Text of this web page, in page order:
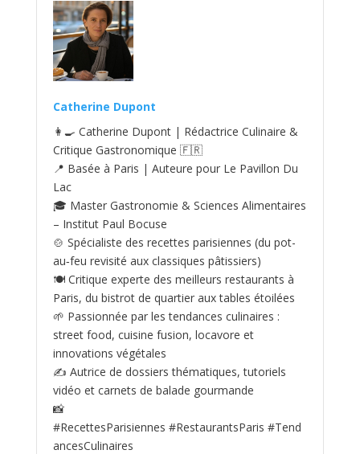
Catherine Dupont
👩‍🍳 Catherine Dupont | Rédactrice Culinaire &
Critique Gastronomique 🇫🇷
📍 Basée à Paris | Auteure pour Le Pavillon Du
Lac
🎓 Master Gastronomie & Sciences Alimentaires
– Institut Paul Bocuse
🍲 Spécialiste des recettes parisiennes (du pot-
au‑feu revisité aux classiques pâtissiers)
🍽️ Critique experte des meilleurs restaurants à
Paris, du bistrot de quartier aux tables étoilées
🌱 Passionnée par les tendances culinaires :
street food, cuisine fusion, locavore et
innovations végétales
✍️ Autrice de dossiers thématiques, tutoriels
vidéo et carnets de balade gourmande
📸
#RecettesParisiennes #RestaurantsParis #Tend
ancesCulinaires